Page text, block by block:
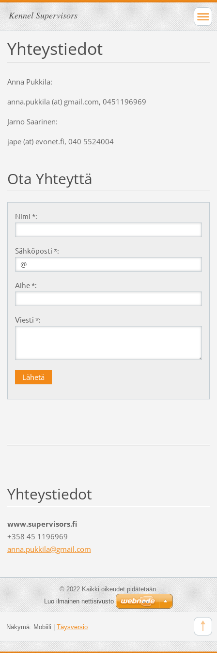
Kennel Supervisors
Yhteystiedot
Anna Pukkila:
anna.pukkila (at) gmail.com, 0451196969
Jarno Saarinen:
jape (at) evonet.fi, 040 5524004
Ota Yhteyttä
Nimi *:
Sähköposti *:
Aihe *:
Viesti *:
Yhteystiedot
www.supervisors.fi
+358 45 1196969
anna.pukkila@gmail.com
© 2022 Kaikki oikeudet pidätetään.
Luo ilmainen nettisivusto
Näkymä: Mobiili | Täysversio